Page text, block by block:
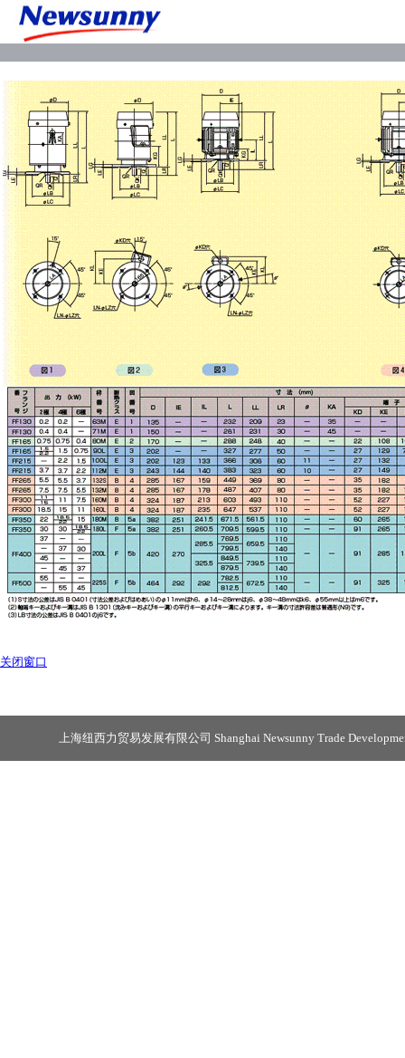
关闭窗口
上海纽西力贸易发展有限公司 Shanghai Newsunny Trade